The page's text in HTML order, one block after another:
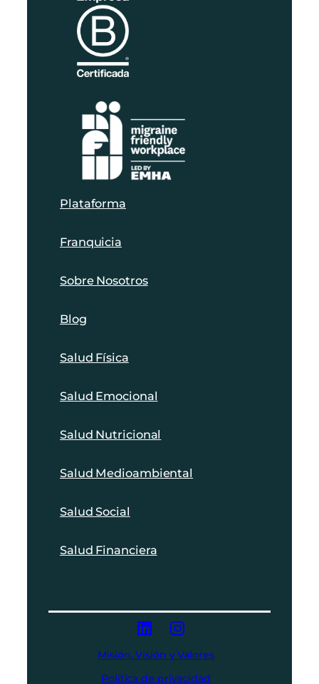
Plataforma
Franquicia
Sobre Nosotros
Blog
Salud Física
Salud Emocional
Salud Nutricional
Salud Medioambiental
Salud Social
Salud Financiera
Misión, Visión y Valores
Política de privacidad